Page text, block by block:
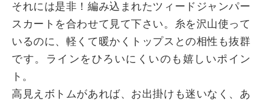
それには是非！編み込まれたツィードジャンパー
スカートを合わせて見て下さい。糸を沢山使って
いるのに、軽くて暖かくトップスとの相性も抜群
です。ラインをひろいにくいのも嬉しいポイン
ト。
高見えボトムがあれば、お出掛けも迷いなく、あ